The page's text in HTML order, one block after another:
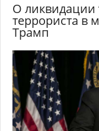
О ликвидации
террориста в
Трамп